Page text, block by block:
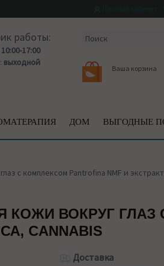
работы:
10:00-17:00
выходной
Ваша корзина
ДОМ ВЫГОДНЫЕ
с комплексом Pantrofina NMF и
КОЖИ ВОКРУГ ГЛАЗ
CANNABIS
Доставка